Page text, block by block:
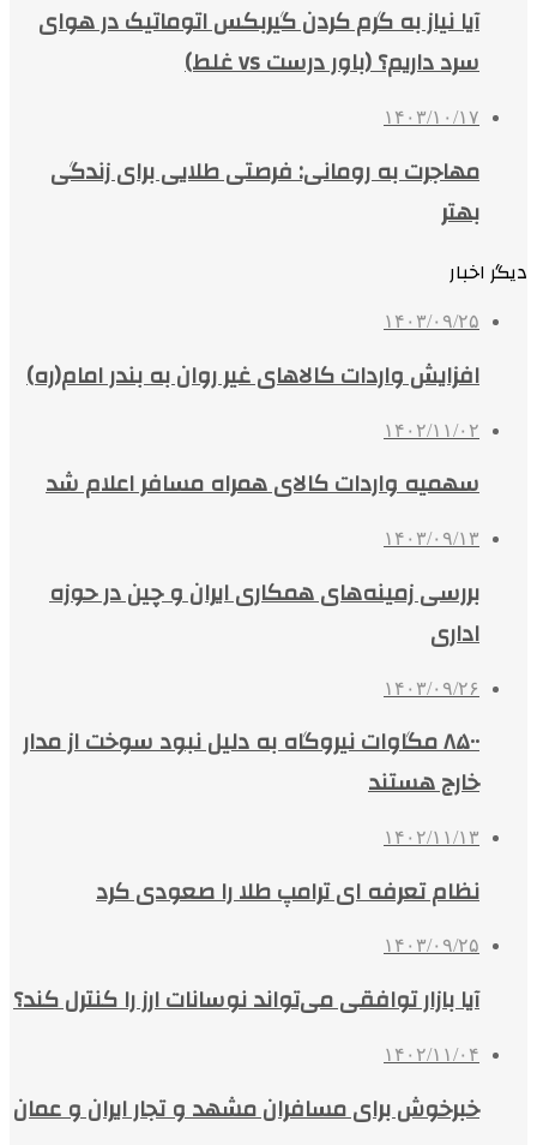
آیا نیاز به گرم کردن گیربکس اتوماتیک در هوای
سرد داریم؟ (باور درست vs غلط)
۱۴۰۳/۱۰/۱۷
مهاجرت به رومانی: فرصتی طلایی برای زندگی
بهتر
دیگر اخبار
۱۴۰۳/۰۹/۲۵
افزایش واردات کالاهای غیر روان به بندر امام(ره)
۱۴۰۲/۱۱/۰۲
سهمیه واردات کالای همراه مسافر اعلام شد
۱۴۰۳/۰۹/۱۳
بررسی زمینه‌های همکاری ایران و چین در حوزه
اداری
۱۴۰۳/۰۹/۲۶
۸۵۰۰ مگاوات نیروگاه‌ به دلیل نبود سوخت از مدار
خارج هستند
۱۴۰۲/۱۱/۱۳
نظام تعرفه ای ترامپ طلا را صعودی کرد
۱۴۰۳/۰۹/۲۵
آیا بازار توافقی می‌تواند نوسانات ارز را کنترل کند؟
۱۴۰۲/۱۱/۰۴
خبرخوش برای مسافران مشهد و تجار ایران و عمان